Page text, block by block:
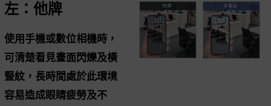
左：他牌
使用手機或數位相機時，
可清楚看見畫面閃爍及橫
豎紋，長時間處於此環境
容易造成眼睛疲勞及不